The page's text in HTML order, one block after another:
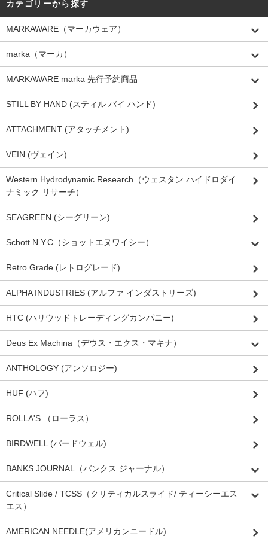
カテゴリーから探す
MARKAWARE（マーカウェア）
marka（マーカ）
MARKAWARE marka 先行予約商品
STILL BY HAND (スティル バイ ハンド)
ATTACHMENT (アタッチメント)
VEIN (ヴェイン)
Western Hydrodynamic Research（ウェスタン ハイドロダイ
ナミック リサーチ）
SEAGREEN (シーグリーン)
Schott N.Y.C（ショットエヌワイシー）
Retro Grade (レトログレード)
ALPHA INDUSTRIES (アルファ インダストリーズ)
HTC (ハリウッドトレーディングカンパニー)
Deus Ex Machina（デウス・エクス・マキナ）
ANTHOLOGY (アンソロジー)
HUF (ハフ)
ROLLA'S （ローラス）
BIRDWELL (バードウェル)
BANKS JOURNAL（バンクス ジャーナル）
Critical Slide / TCSS（クリティカルスライド/ ティーシーエス
エス）
AMERICAN NEEDLE(アメリカンニードル)